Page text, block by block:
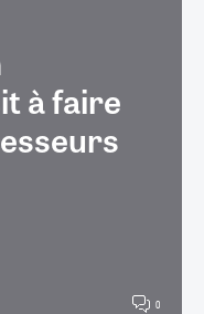
à faire
0